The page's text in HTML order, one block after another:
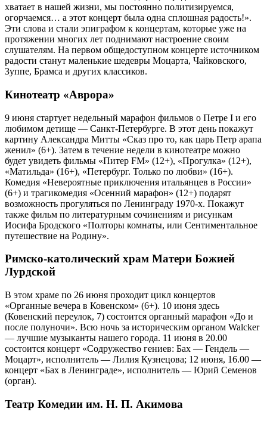
хватает в нашей жизни, мы постоянно политизируемся,
огорчаемся… а этот концерт была одна сплошная радость!».
Эти слова и стали эпиграфом к концертам, которые уже на
протяжении многих лет поднимают настроение своим
слушателям. На первом общедоступном концерте источником
радости станут маленькие шедевры Моцарта, Чайковского,
Зуппе, Брамса и других классиков.
Кинотеатр «Аврора»
9 июня стартует недельный марафон фильмов о Петре I и его
любимом детище — Санкт-Петербурге. В этот день покажут
картину Александра Митты «Сказ про то, как царь Петр арапа
женил» (6+). Затем в течение недели в кинотеатре можно
будет увидеть фильмы «Питер FM» (12+), «Прогулка» (12+),
«Матильда» (16+), «Петербург. Только по любви» (16+).
Комедия «Невероятные приключения итальянцев в России»
(6+) и трагикомедия «Осенний марафон» (12+) подарят
возможность прогуляться по Ленинграду 1970‑х. Покажут
также фильм по литературным сочинениям и рисункам
Иосифа Бродского «Полторы комнаты, или Сентиментальное
путешествие на Родину».
Римско-католический храм Матери Божией
Лурдской
В этом храме по 26 июня проходит цикл концертов
«Органные вечера в Ковенском» (6+). 10 июня здесь
(Ковенский переулок, 7) состоится органный марафон «До и
после полуночи». Всю ночь за историческим органом Walcker
— лучшие музыканты нашего города. 11 июня в 20.00
состоится концерт «Содружество гениев: Бах — Гендель —
Моцарт», исполнитель — Лилия Кузнецова; 12 июня, 16.00 —
концерт «Бах в Ленинграде», исполнитель — Юрий Семенов
(орган).
Театр Комедии им. Н. П. Акимова